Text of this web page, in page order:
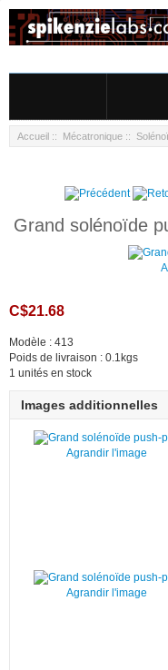
Accueil :: Mécatronique ::
Grand solénoïde
C$21.68
Modèle : 413
Poids de livraison : 0.1kgs
1 unités en stock
Images additionnelles
Agrandir l'image
Agrandir l'image